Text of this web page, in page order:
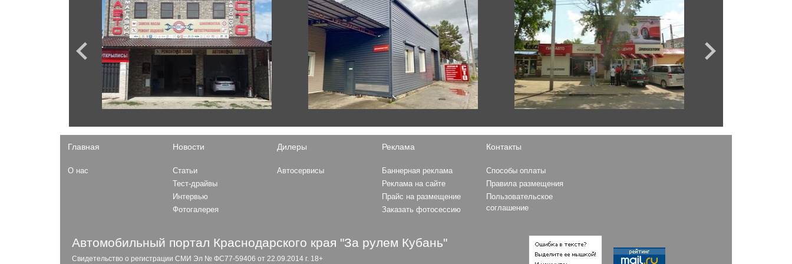
Explorer
Fiesta
Expedition
27527 Соболь 4x4
GT-R
X-Terra
Rogue
Terrano
Almera
Skyline
Murano
Patrol
Mokka
XC90
Hyundai
Elantra
Grandeur
Sonata
Solaris
Santa Fe
King Long
XMQ6129
MERCEDES AMG PETRONAS
MOTORSPORT
MCLAREN F1 TEAM
SCUDERIA FERRARI
RED BULL RACING
WILLIAMS F1 RACING
Главная
О нас
Новости
Статьи
Тест-драйвы
Интервью
Фотогалерея
Дилеры
Автосервисы
Реклама
Баннерная реклама
Реклама на сайте
Прайс на размещение
Заказать фотосессию
Контакты
Способы оплаты
Правила размещения
Пользовательское
соглашение
Автомобильный портал Краснодарского края "За рулем Кубань"
Свидетельство о регистрации СМИ Эл № ФС77-59406 от 22.09.2014 г. 18+